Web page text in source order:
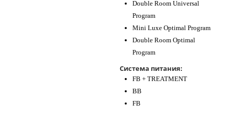
Double Room Universal
Program
Mini Luxe Optimal Program
Double Room Optimal
Program
Система питания:
FB + TREATMENT
BB
FB